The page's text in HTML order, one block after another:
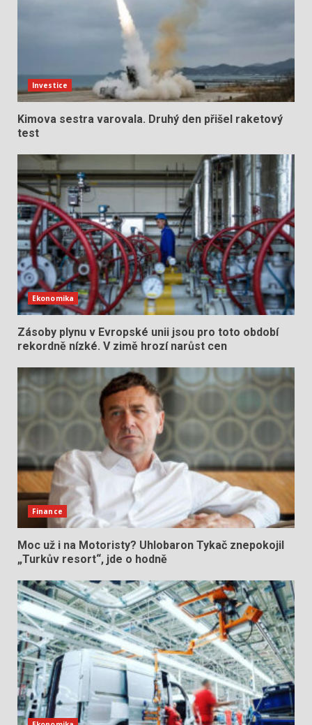
Investice
Kimova sestra varovala. Druhý den přišel raketový
test
Ekonomika
Zásoby plynu v Evropské unii jsou pro toto období
rekordně nízké. V zimě hrozí narůst cen
Finance
Moc už i na Motoristy? Uhlobaron Tykač znepokojil
„Turkův resort“, jde o hodně